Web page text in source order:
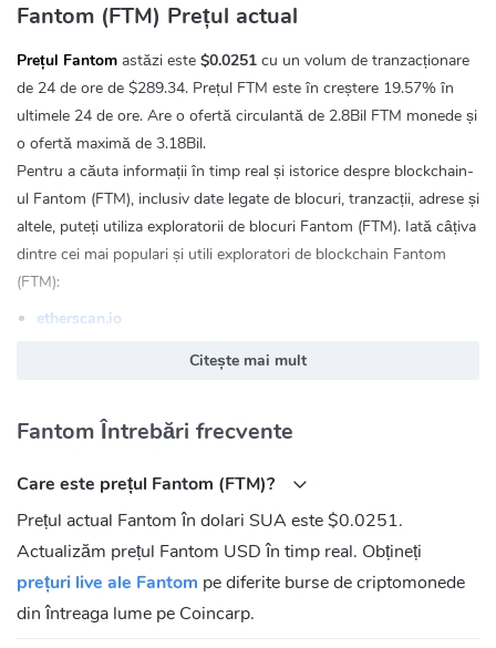
Fantom (FTM) Prețul actual
Prețul Fantom astăzi este $0.0251 cu un volum de tranzacționare
de 24 de ore de $289.34. Prețul FTM este în creștere 19.57% în
ultimele 24 de ore. Are o ofertă circulantă de 2.8Bil FTM monede și
o ofertă maximă de 3.18Bil.
Pentru a căuta informații în timp real și istorice despre blockchain-
ul Fantom (FTM), inclusiv date legate de blocuri, tranzacții, adrese și
altele, puteți utiliza exploratorii de blocuri Fantom (FTM). Iată câțiva
dintre cei mai populari și utili exploratori de blockchain Fantom
(FTM):
etherscan.io
Fantom (FTM) Comunitate
https://www.facebook.com/Fantom.Foundation.English/
Twitter:https://twitter.com/FantomFDN
Reddit:https://www.reddit.com/r/FantomFoundation/
Telegram 1:https://t.me/fantom_chinese
Telegram 2:https://t.me/Fantom_English
Citește mai mult
Fantom Întrebări frecvente
Care este prețul Fantom (FTM)?
Prețul actual Fantom în dolari SUA este $0.0251.
Actualizăm prețul Fantom USD în timp real. Obțineți
prețuri live ale Fantom pe diferite burse de criptomonede
din întreaga lume pe Coincarp.